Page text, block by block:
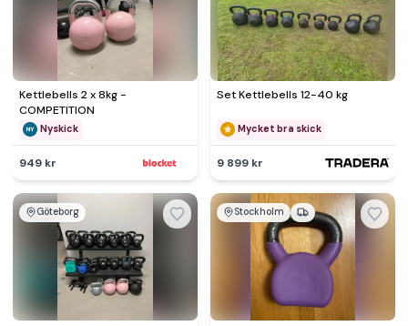
Kettlebells 2 x 8kg -
COMPETITION
Nyskick
949 kr
Set Kettlebells 12-40 kg
Mycket bra skick
9 899 kr
Göteborg Stockholm